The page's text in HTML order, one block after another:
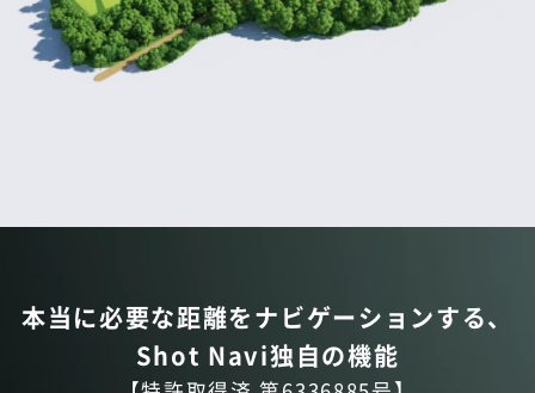
本当に必要な距離をナビゲーションする、
Shot Navi独自の機能